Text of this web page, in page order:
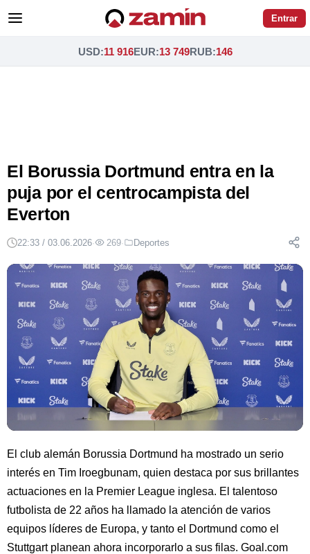
Entrar
USD:11 916EUR:13 749RUB:146
El Borussia Dortmund entra en la
puja por el centrocampista del
Everton
22:33 / 03.06.2026· 269· Deportes
El club alemán Borussia Dortmund ha mostrado un serio
interés en Tim Iroegbunam, quien destaca por sus brillantes
actuaciones en la Premier League inglesa. El talentoso
futbolista de 22 años ha llamado la atención de varios
equipos líderes de Europa, y tanto el Dortmund como el
Stuttgart planean ahora incorporarlo a sus filas. Goal.com